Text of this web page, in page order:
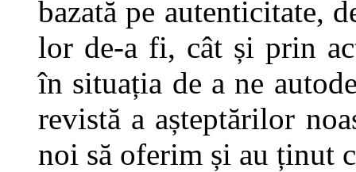
bazată pe autenticitate,
lor de-a fi, cât și prin
în situația de a ne
revistă a așteptărilor
noi să oferim și au ținut